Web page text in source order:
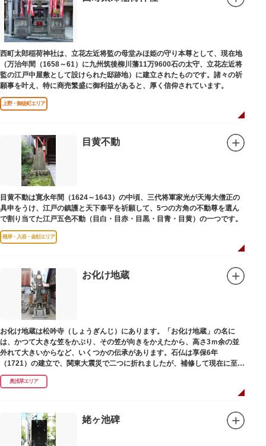
西町太郎稲荷神社は、立花左近将監の母堂みほ姫の守り本尊として、現在地
（万治年間（1658～61）に九州筑後柳川藩11万9600石の太守、立花左近将
監の江戸中屋敷として設けられた邸跡地）に建立されたものです。諸々の祈
願事を叶え、特に商売繁盛に御利益があると、厚く信仰されています。
上野・御徒町エリア
目黄不動
目黄不動は寛永年間（1624～1643）の中頃、三代将軍家光が天海大僧正の
具申をうけ、江戸の鎮護と天下泰平を祈願して、5つの方角の不動尊を選ん
で割り当てた江戸五色不動（目白・目赤・目黒・目青・目黄）の一つです。
根岸・入谷・金杉エリア
お化け地蔵
お化け地蔵は松吟寺（しょうぎんじ）にあります。「お化け地蔵」の名に
は、かつて大きな笠をかぶり、その笠が向きをかえたから、高さ3ｍ余の並
外れて大きいからなど、いくつかの伝承があります。石仏は享保6年
（1721）の建立で、関東大震災で二つに折れましたが、補修して現在に至っ
ています。常夜灯は、寛政2年（1790）に建てられました。
奥浅草エリア
姥ヶ池碑